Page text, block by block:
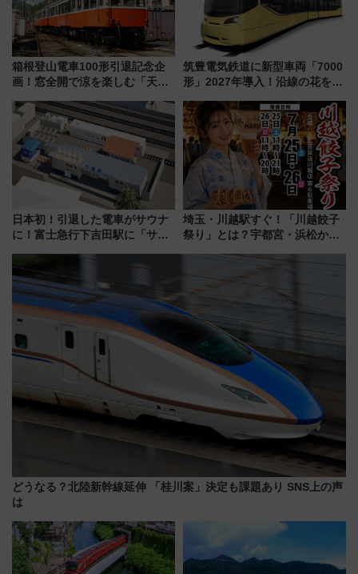
箱根登山電車100形引退記念企
画！窓全開で涼を楽しむ「天然
発売
筑豊電気鉄道に新型車両「7000
形」2027年導入！沿線の花をイ
内は落ち着いたゆとりある空間
に
日本初！引退した電車がサウナ
に！富士急行下吉田駅に「サ電
業 行き交う電車の音や振動を
感じながら「ととのう」新感覚
埼玉・川越駅すぐ！「川越餃子
祭り」とは？宇都宮・浜松から
どうなる？北陸新幹線延伸 「桂川案」決定も課題あり SNS上の声
は